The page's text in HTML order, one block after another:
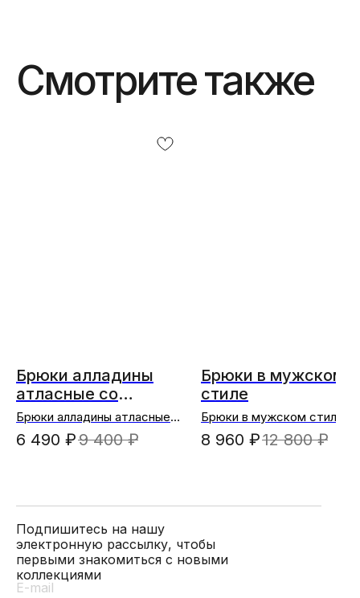
Смотрите также
Брюки алладины
атласные со
стразами
Брюки алладины атласные
"Жасмин" (шоколадный)
6 490 ₽9 400 ₽
Брюки в мужском
стиле
Брюки в мужском стиле
(черный)
8 960 ₽12 800 ₽
Подпишитесь на нашу
электронную рассылку, чтобы
первыми знакомиться с новыми
коллекциями